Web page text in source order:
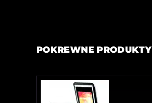
POKREWNE PRODUKTY